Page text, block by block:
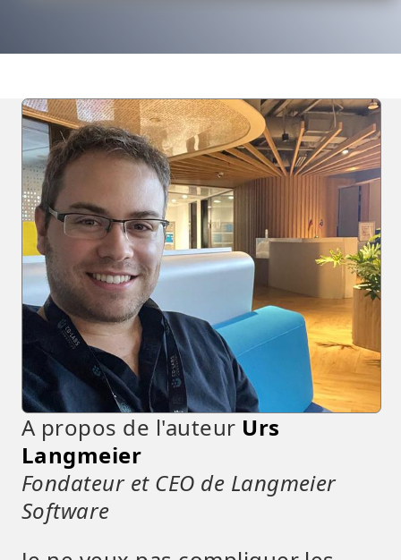
A propos de l'auteur Urs
Langmeier
Fondateur et CEO de Langmeier
Software